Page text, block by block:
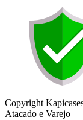
Copyright
Atacado e Varejo